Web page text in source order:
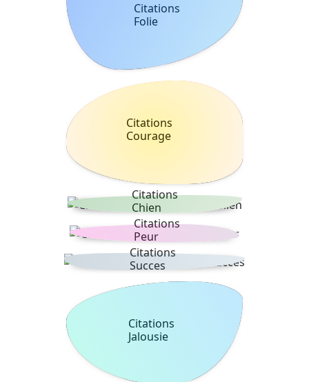
Citations
Folie
Citations
Courage
Citations
Chien
Citations
Peur
Citations
Succes
Citations
Jalousie